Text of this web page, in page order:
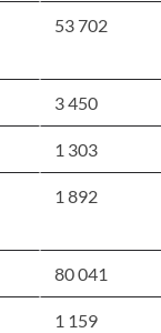
53 702
3 450
1 303
1 892
80 041
1 159